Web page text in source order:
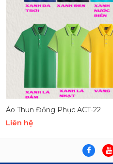
Áo Thun Đồng Phục ACT-22
Liên hệ